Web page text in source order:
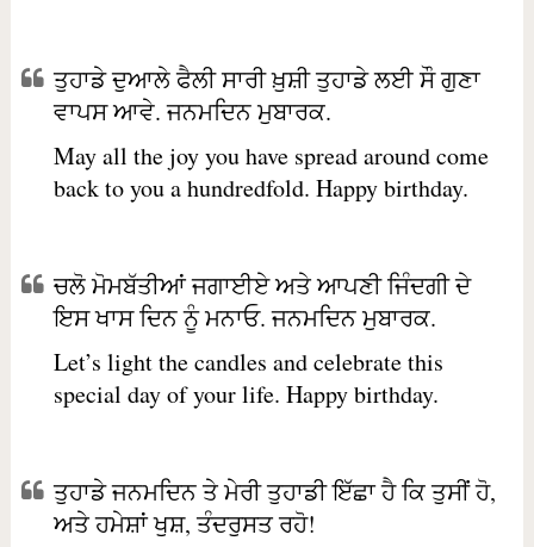
ਤੁਹਾਡੇ ਦੁਆਲੇ ਫੈਲੀ ਸਾਰੀ ਖ਼ੁਸ਼ੀ ਤੁਹਾਡੇ ਲਈ ਸੌ ਗੁਣਾ
ਵਾਪਸ ਆਵੇ. ਜਨਮਦਿਨ ਮੁਬਾਰਕ.
May all the joy you have spread around come
back to you a hundredfold. Happy birthday.
ਚਲੋ ਮੋਮਬੱਤੀਆਂ ਜਗਾਈਏ ਅਤੇ ਆਪਣੀ ਜਿੰਦਗੀ ਦੇ
ਇਸ ਖਾਸ ਦਿਨ ਨੂੰ ਮਨਾਓ. ਜਨਮਦਿਨ ਮੁਬਾਰਕ.
Let’s light the candles and celebrate this
special day of your life. Happy birthday.
ਤੁਹਾਡੇ ਜਨਮਦਿਨ ਤੇ ਮੇਰੀ ਤੁਹਾਡੀ ਇੱਛਾ ਹੈ ਕਿ ਤੁਸੀਂ ਹੋ,
ਅਤੇ ਹਮੇਸ਼ਾਂ ਖੁਸ਼, ਤੰਦਰੁਸਤ ਰਹੋ!